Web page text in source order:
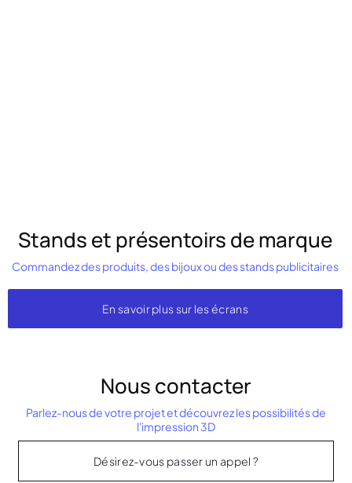
Stands et présentoirs de marque
Commandez des produits, des bijoux ou des stands publicitaires
En savoir plus sur les écrans
Nous contacter
Parlez-nous de votre projet et découvrez les possibilités de
l'impression 3D
Désirez-vous passer un appel ?